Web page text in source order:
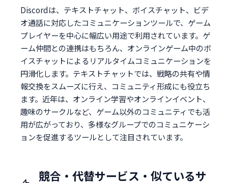
Discordは、テキストチャット、ボイスチャット、ビデ
オ通話に対応したコミュニケーションツールで、ゲーム
プレイヤーを中心に幅広い用途で利用されています。ゲ
ーム仲間との連携はもちろん、オンラインゲーム中のボ
イスチャットによるリアルタイムコミュニケーションを
円滑化します。テキストチャットでは、戦略の共有や情
報交換をスムーズに行え、コミュニティ形成にも役立ち
ます。近年は、オンライン学習やオンラインイベント、
趣味のサークルなど、ゲーム以外のコミュニティでも活
用が広がっており、多様なグループでのコミュニケーシ
ョンを促進するツールとして注目されています。
競合・代替サービス・似ているサ